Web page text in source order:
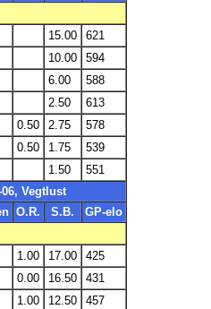
15.00
621
10.00
594
6.00
588
2.50
613
0.50 2.75
578
0.50 1.75
539
1.50
551
06, Vegtlust
O.R. S.B.
GP-elo
1.00 17.00
425
0.00 16.50
431
1.00 12.50
457